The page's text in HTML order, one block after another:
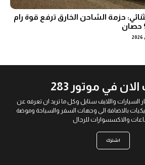
حزمة الشاحن الخارق ترفع قوة رام
في موتور 283
السيارات واللايف ستايل وكل ما تريد ان تعرفه عن
بالاضافة الى وجهات السفر والسياحة وموضة
والاكسسوارات للرجال
اشترك